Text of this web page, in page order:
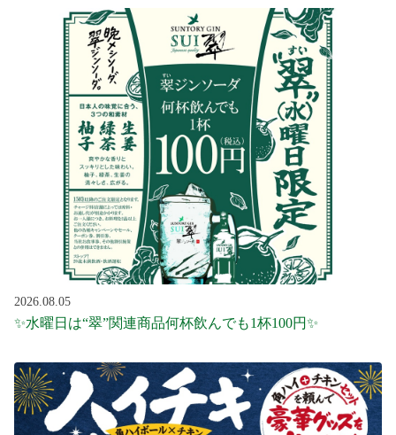
2026.08.05
✨水曜日は“翠”関連商品何杯飲んでも1杯100円✨